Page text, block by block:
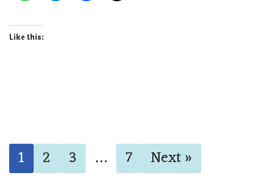
Like this:
1 2 3 … 7 Next »